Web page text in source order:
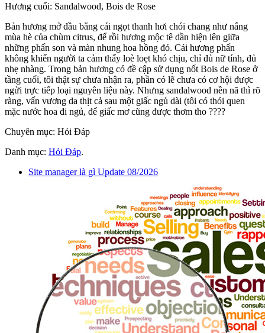
Hương cuối: Sandalwood, Bois de Rose
Bản hương mở đầu bằng cái ngọt thanh hơi chói chang như nắng
mùa hè của chùm citrus, để rồi hương mộc tê dần hiện lên giữa
những phấn son và màn nhung hoa hồng đỏ. Cái hương phấn
không khiến người ta cảm thấy loè loẹt khó chịu, chỉ đủ nữ tính, đủ
nhẹ nhàng. Trong bản hương có đề cập sử dụng nốt Bois de Rose ở
tầng cuối, tôi thật sự chưa nhận ra, phần có lẽ chưa có cơ hội được
ngửi trực tiếp loại nguyên liệu này. Nhưng sandalwood nền nã thì rõ
ràng, vấn vương da thịt cả sau một giấc ngủ dài (tôi có thói quen
mặc nước hoa đi ngủ, để giấc mơ cũng được thơm tho ????
Chuyên mục: Hỏi Đáp
Danh mục: Hỏi Đáp.
Site manager là gì Update 08/2026